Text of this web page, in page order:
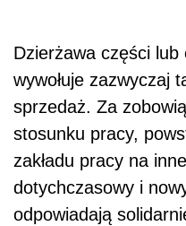
Dzierżawa części lub
wywołuje zazwyczaj
sprzedaż. Za
stosunku pracy,
zakładu pracy na
dotychczasowy i
odpowiadają